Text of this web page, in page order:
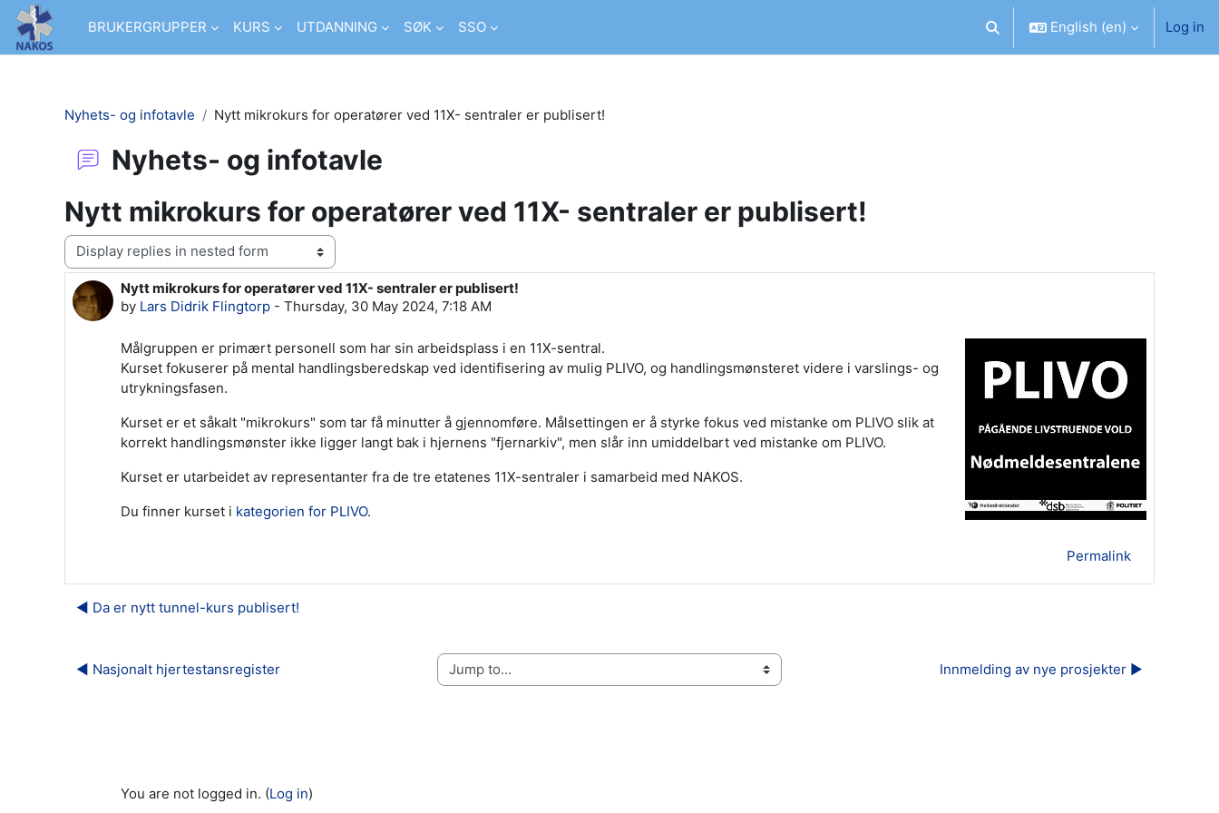
Skip to main content
BRUKERGRUPPER
KURS UTDANNING SØK SSO Toggle search input
English ‎(en)‎ Log in
Nyhets- og infotavle Nytt mikrokurs for operatører ved 11X- sentraler er publisert!
Nyhets- og infotavle
Nytt mikrokurs for operatører ved 11X- sentraler er publisert!
Display mode
Nytt mikrokurs for operatører ved 11X- sentraler er publisert!
by Lars Didrik Flingtorp - Thursday, 30 May 2024, 7:18 AM
Number of replies: 0
Målgruppen er primært personell som har sin arbeidsplass i en 11X-sentral.
Kurset fokuserer på mental handlingsberedskap ved identifisering av mulig PLIVO, og handlingsmønsteret videre i varslings- og
utrykningsfasen.
Kurset er et såkalt "mikrokurs" som tar få minutter å gjennomføre. Målsettingen er å styrke fokus ved mistanke om PLIVO slik at
korrekt handlingsmønster ikke ligger langt bak i hjernens "fjernarkiv", men slår inn umiddelbart ved mistanke om PLIVO.
Kurset er utarbeidet av representanter fra de tre etatenes 11X-sentraler i samarbeid med NAKOS.
Du finner kurset i kategorien for PLIVO.
Permalink
◀︎ Da er nytt tunnel-kurs publisert!
◀︎ Nasjonalt hjertestansregister Jump to... Innmelding av nye prosjekter ▶︎
You are not logged in. (Log in)